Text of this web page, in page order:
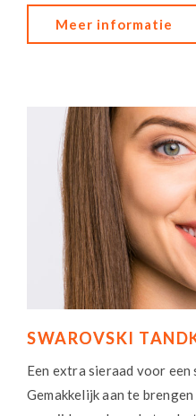
Meer informatie
SWAROVSKI
Een extra sieraad voor een
Gemakkelijk aan te